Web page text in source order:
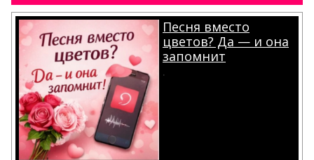
Песня вместо
цветов? Да — и она
запомнит
.